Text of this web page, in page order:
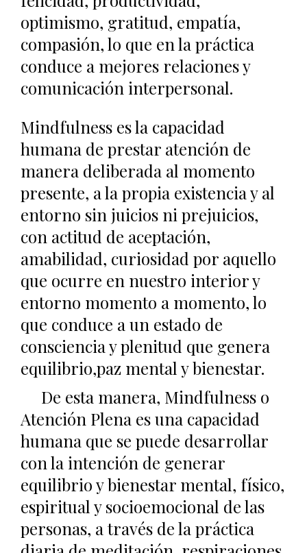
optimismo, gratitud, empatía,
compasión, lo que en la práctica
conduce a mejores relaciones y
comunicación interpersonal.
Mindfulness es la capacidad
humana de prestar atención de
manera deliberada al momento
presente, a la propia existencia y al
entorno sin juicios ni prejuicios,
con actitud de aceptación,
amabilidad, curiosidad por aquello
que ocurre en nuestro interior y
entorno momento a momento, lo
que conduce a un estado de
consciencia y plenitud que genera
equilibrio,paz mental y bienestar.
De esta manera, Mindfulness o
Atención Plena es una capacidad
humana que se puede desarrollar
con la intención de generar
equilibrio y bienestar mental, físico,
espiritual y socioemocional de las
personas, a través de la práctica